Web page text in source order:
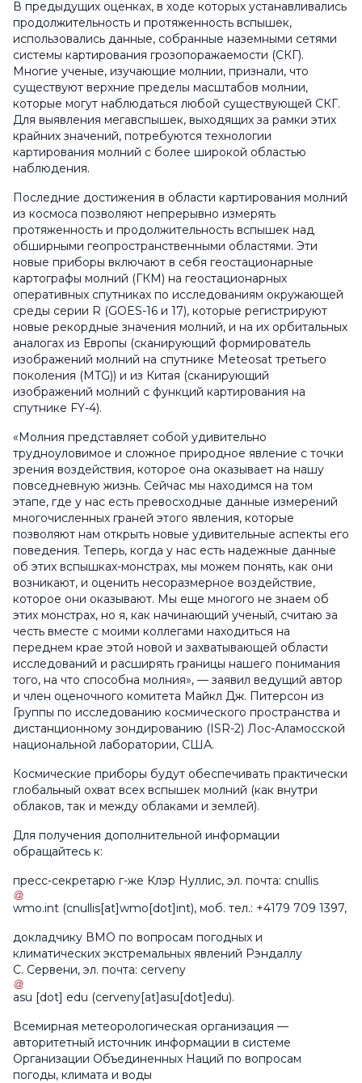
В предыдущих оценках, в ходе которых устанавливались
продолжительность и протяженность вспышек,
использовались данные, собранные наземными сетями
системы картирования грозопоражаемости (СКГ).
Многие ученые, изучающие молнии, признали, что
существуют верхние пределы масштабов молнии,
которые могут наблюдаться любой существующей СКГ.
Для выявления мегавспышек, выходящих за рамки этих
крайних значений, потребуются технологии
картирования молний с более широкой областью
наблюдения.
Последние достижения в области картирования молний
из космоса позволяют непрерывно измерять
протяженность и продолжительность вспышек над
обширными геопространственными областями. Эти
новые приборы включают в себя геостационарные
картографы молний (ГКМ) на геостационарных
оперативных спутниках по исследованиям окружающей
среды серии R (GOES-16 и 17), которые регистрируют
новые рекордные значения молний, и на их орбитальных
аналогах из Европы (сканирующий формирователь
изображений молний на спутнике Meteosat третьего
поколения (MTG)) и из Китая (сканирующий
изображений молний с функций картирования на
спутнике FY-4).
«Молния представляет собой удивительно
трудноуловимое и сложное природное явление с точки
зрения воздействия, которое она оказывает на нашу
повседневную жизнь. Сейчас мы находимся на том
этапе, где у нас есть превосходные данные измерений
многочисленных граней этого явления, которые
позволяют нам открыть новые удивительные аспекты его
поведения. Теперь, когда у нас есть надежные данные
об этих вспышках-монстрах, мы можем понять, как они
возникают, и оценить несоразмерное воздействие,
которое они оказывают. Мы еще многого не знаем об
этих монстрах, но я, как начинающий ученый, считаю за
честь вместе с моими коллегами находиться на
переднем крае этой новой и захватывающей области
исследований и расширять границы нашего понимания
того, на что способна молния», — заявил ведущий автор
и член оценочного комитета Майкл Дж. Питерсон из
Группы по исследованию космического пространства и
дистанционному зондированию (ISR-2) Лос-Аламосской
национальной лаборатории, США.
Космические приборы будут обеспечивать практически
глобальный охват всех вспышек молний (как внутри
облаков, так и между облаками и землей).
Для получения дополнительной информации
обращайтесь к:
пресс-секретарю г-же Клэр Нуллис, эл. почта: cnullis
wmo.int (cnullis[at]wmo[dot]int), моб. тел.: +4179 709 1397,
докладчику ВМО по вопросам погодных и
климатических экстремальных явлений Рэндаллу
С. Сервени, эл. почта: cerveny
asu [dot] edu (cerveny[at]asu[dot]edu).
Всемирная метеорологическая организация —
авторитетный источник информации в системе
Организации Объединенных Наций по вопросам
погоды, климата и воды